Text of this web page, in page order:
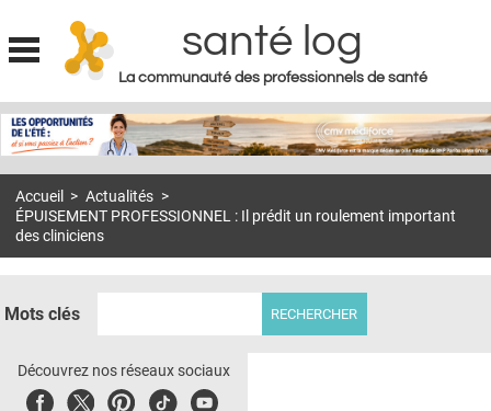
Jump to navigation
santé log
La communauté des professionnels de santé
MON COMPTE
S'ABONNER À LA REVUE SOIN À DOMICILE
E-REVUE SAD
Accueil > Actualités >
ÉPUISEMENT PROFESSIONNEL : Il prédit un roulement important
des cliniciens
Mots clés
Découvrez nos réseaux sociaux
FacebookTwitterPinterest
TiktokYoubute